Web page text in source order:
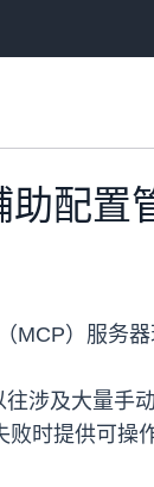
配置
MCP）服务
涉及大量手
时提供可操